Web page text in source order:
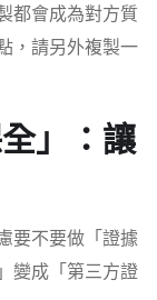
都會成為對方質
，請另外複製一
」：讓
要不要做「證據
變成「第三方證